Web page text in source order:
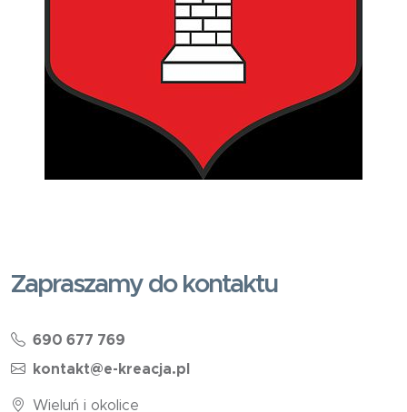
Zapraszamy do kontaktu
690 677 769
kontakt@e-kreacja.pl
Wieluń i okolice